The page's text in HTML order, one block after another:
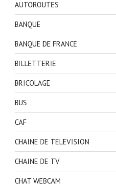
AUTOROUTES
BANQUE
BANQUE DE FRANCE
BILLETTERIE
BRICOLAGE
BUS
CAF
CHAINE DE TELEVISION
CHAINE DE TV
CHAT WEBCAM